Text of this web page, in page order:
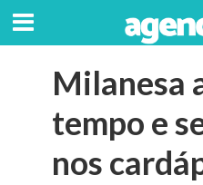
Milanesa
tempo e
nos